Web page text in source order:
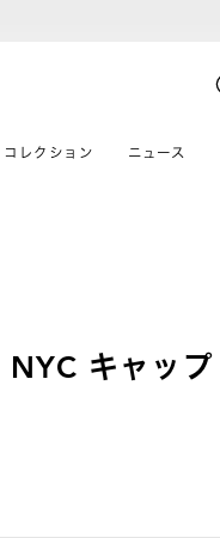
コレクション ニュース
キャップ